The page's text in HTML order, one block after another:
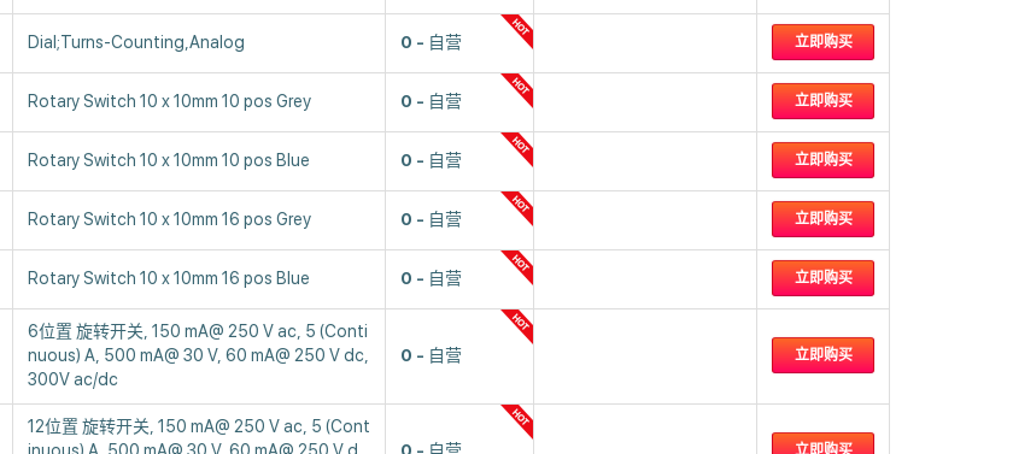
Dial;Turns-Counting,Analog 0 自营 立即购买
Rotary Switch 10 x 10mm 10 pos Grey 0 自营 立即购买
Rotary Switch 10 x 10mm 10 pos Blue 0 自营 立即购买
Rotary Switch 10 x 10mm 16 pos Grey 0 自营 立即购买
Rotary Switch 10 x 10mm 16 pos Blue 0 自营 立即购买
6位置 旋转开关, 150 mA@ 250 V ac, 5 (Conti
nuous) A, 500 mA@ 30 V, 60 mA@ 250 V dc,
300V ac/dc
0 自营 立即购买
12位置 旋转开关, 150 mA@ 250 V ac, 5 (Cont
立即购买